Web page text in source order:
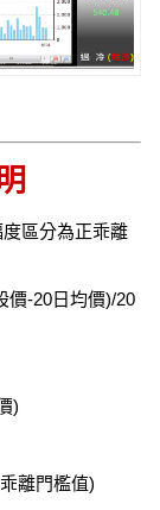
區分為正乖離
-20日均價)/20
)
離門檻值)